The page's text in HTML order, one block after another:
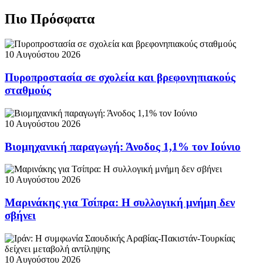
Πιο Πρόσφατα
10 Αυγούστου 2026
Πυροπροστασία σε σχολεία και βρεφονηπιακούς
σταθμούς
10 Αυγούστου 2026
Βιομηχανική παραγωγή: Άνοδος 1,1% τον Ιούνιο
10 Αυγούστου 2026
Μαρινάκης για Τσίπρα: Η συλλογική μνήμη δεν
σβήνει
10 Αυγούστου 2026